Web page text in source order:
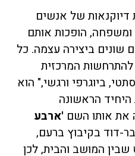
דיוקנאות של אנשים
ומשפחה, הופכות אותם
שונים ביצירה עצמה. כל
המרכזית
ביוגרפי ורגשי," הוא
היחיד הראשונה
את אותו השם 'ארבע
דוד בקיבוץ ברעם,
שבין המושב והבית, לכן